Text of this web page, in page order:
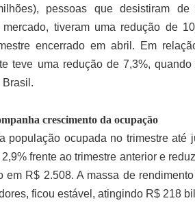
pessoas que desistiram
tiveram uma redução de
encerrado em abril. Em
teve uma redução de 7,3%,
Brasil.
crescimento da ocupação
população ocupada no trimestre até
frente ao trimestre anterior e
em R$ 2.508. A massa de
ficou estável, atingindo R$ 218